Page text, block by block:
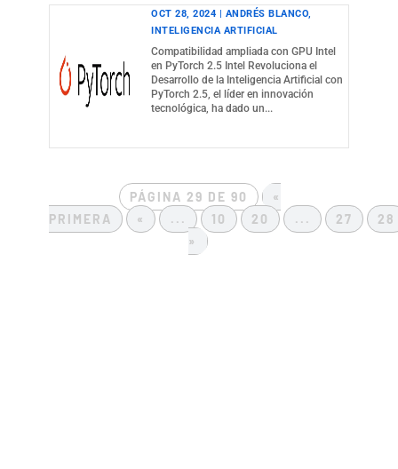
OCT 28, 2024 | ANDRÉS BLANCO,
INTELIGENCIA ARTIFICIAL
Compatibilidad ampliada con GPU Intel
en PyTorch 2.5 Intel Revoluciona el
Desarrollo de la Inteligencia Artificial con
PyTorch 2.5, el líder en innovación
tecnológica, ha dado un...
PÁGINA 29 DE 90
«
PRIMERA
« ... 10 20 ... 27
28
»